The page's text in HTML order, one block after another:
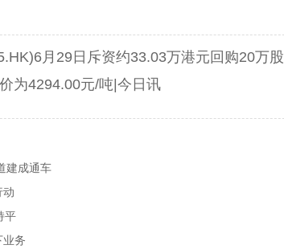
月29日斥资约33.03万港元回购20万股
为4294.00元/吨|今日讯
建成通车
动
平
业务